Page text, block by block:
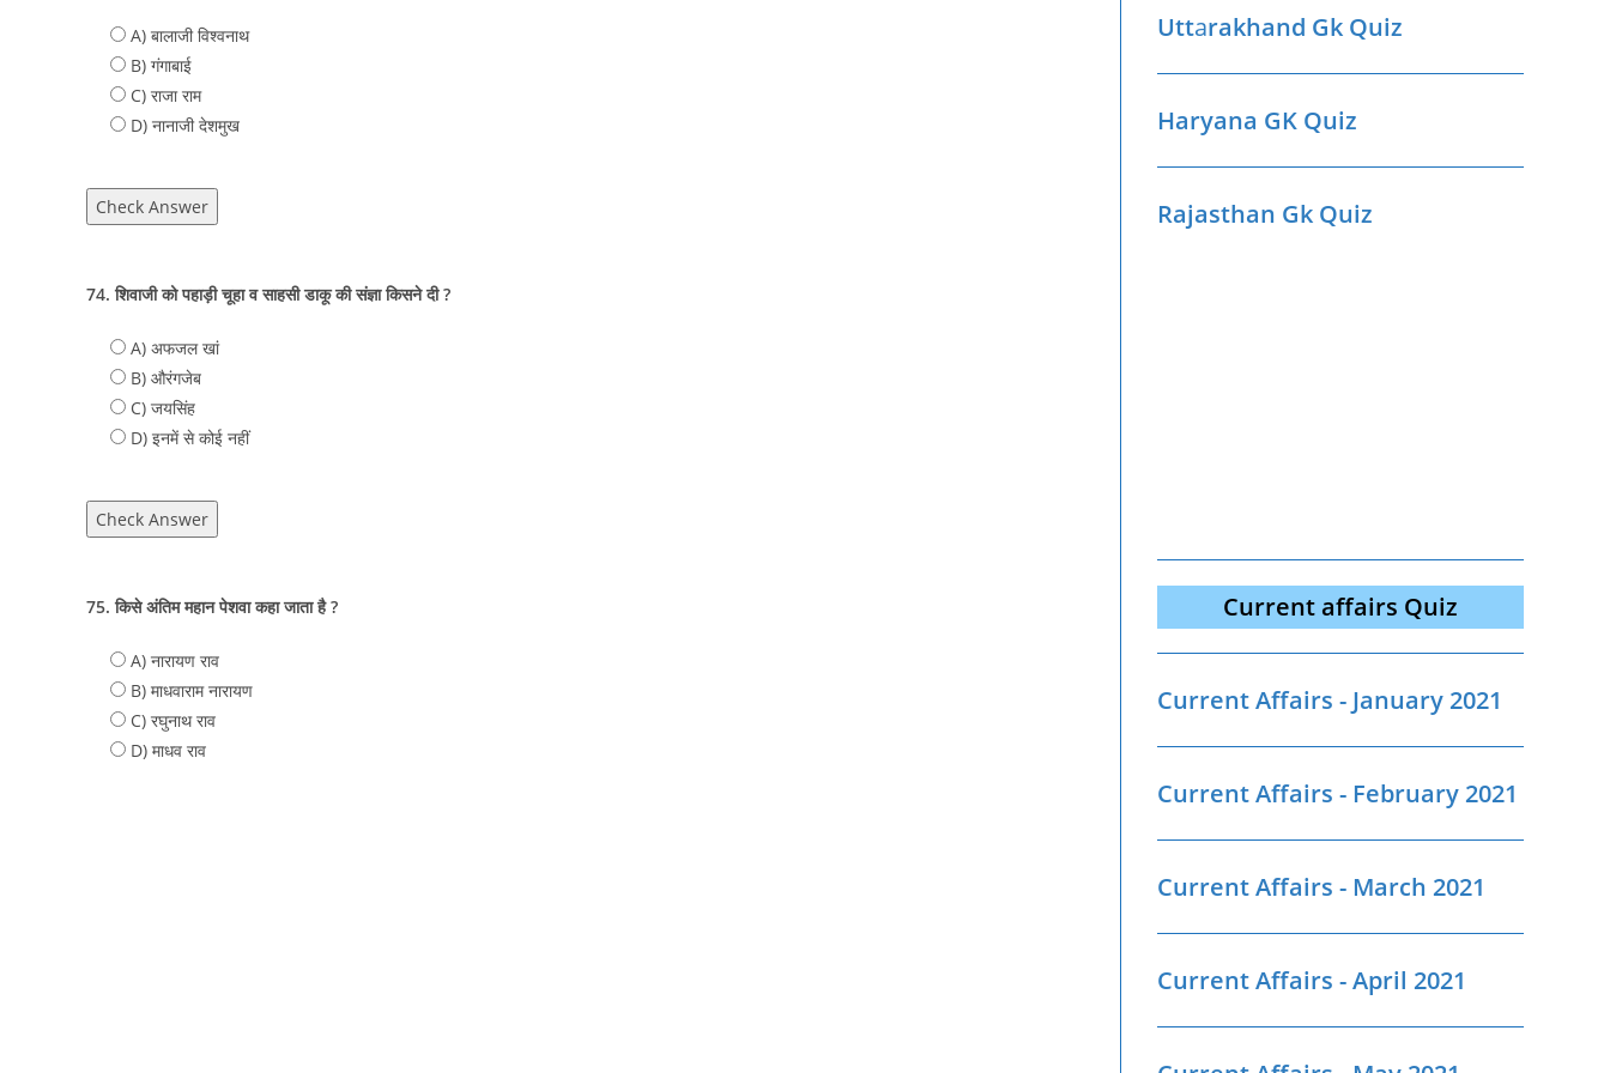
A) बालाजी विश्वनाथ
B) गंगाबाई
C) राजा राम
D) नानाजी देशमुख
Check Answer
74. शिवाजी को पहाड़ी चूहा व साहसी डाकू की संज्ञा किसने दी ?
A) अफजल खां
B) औरंगजेब
C) जयसिंह
D) इनमें से कोई नहीं
Check Answer
75. किसे अंतिम महान पेशवा कहा जाता है ?
A) नारायण राव
B) माधवाराम नारायण
C) रघुनाथ राव
D) माधव राव
Uttarakhand Gk Quiz
Haryana GK Quiz
Rajasthan Gk Quiz
Current affairs Quiz
Current Affairs - January 2021
Current Affairs - February 2021
Current Affairs - March 2021
Current Affairs - April 2021